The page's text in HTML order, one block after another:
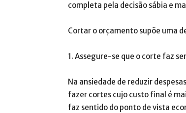
completa pela decisão sábia e
Cortar o orçamento supõe uma
1. Assegure-se que o corte faz
Na ansiedade de reduzir
fazer cortes cujo custo final é
faz sentido do ponto de vista